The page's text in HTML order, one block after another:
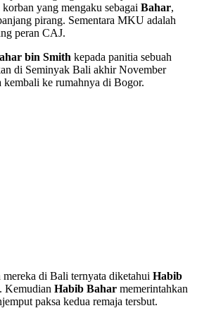
yang mengaku sebagai Bahar,
pirang. Sementara MKU adalah
peran CAJ.
bin Smith kepada panitia sebuah
di Seminyak Bali akhir November
kembali ke rumahnya di Bogor.
di Bali ternyata diketahui Habib
Kemudian Habib Bahar memerintahkan
paksa kedua remaja tersbut.